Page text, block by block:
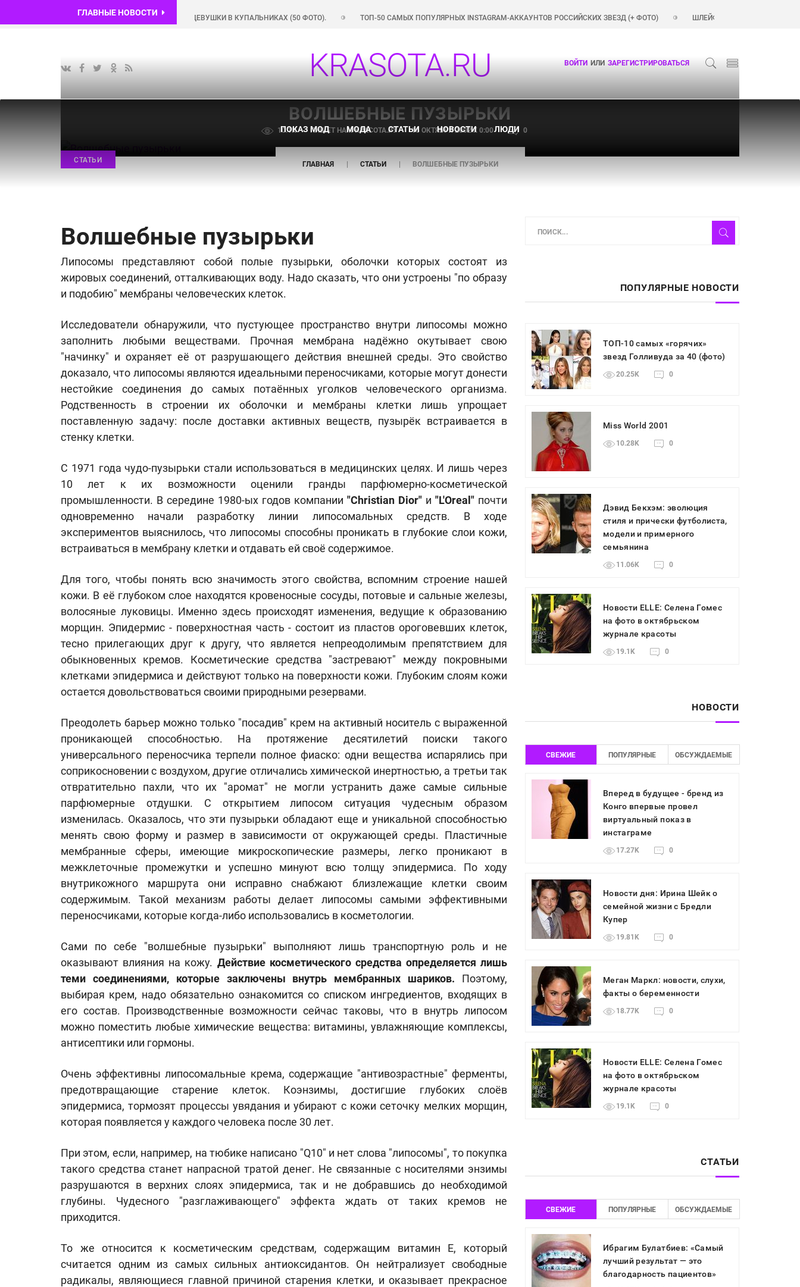
ГЛАВНЫЕ НОВОСТИ
КРАСИВЫЕ ДЕВУШКИ В КУПАЛЬНИКАХ (50 ФОТО). ТОП-50 САМЫХ ПОПУЛЯРНЫХ INSTAGRAM-АККАУНТОВ РОССИЙСКИХ ЗВЕЗД (+ ФОТО) ШЛЕЙФОВЫЕ АРОМАТЫ ДЛЯ ЖЕНЩИН
KRASOTA.RU ВОЙТИ ИЛИ ЗАРЕГИСТРИРОВАТЬСЯ
ПОКАЗ МОД МОДА СТАТЬИ НОВОСТИ ЛЮДИ
ВОЛШЕБНЫЕ ПУЗЫРЬКИ
10.1K ПИШЕТ НАМ КРАСОТА.РУ 16 ОКТЯБРЯ 2002 Г. 0:00 0
СТАТЬИ ГЛАВНАЯ СТАТЬИ ВОЛШЕБНЫЕ ПУЗЫРЬКИ
Волшебные пузырьки
Липосомы представляют собой полые пузырьки, оболочки которых состоят из
жировых соединений, отталкивающих воду. Надо сказать, что они устроены "по образу
и подобию" мембраны человеческих клеток.
Исследователи обнаружили, что пустующее пространство внутри липосомы можно
заполнить любыми веществами. Прочная мембрана надёжно окутывает свою
"начинку" и охраняет её от разрушающего действия внешней среды. Это свойство
доказало, что липосомы являются идеальными переносчиками, которые могут донести
нестойкие соединения до самых потаённых уголков человеческого организма.
Родственность в строении их оболочки и мембраны клетки лишь упрощает
поставленную задачу: после доставки активных веществ, пузырёк встраивается в
стенку клетки.
С 1971 года чудо-пузырьки стали использоваться в медицинских целях. И лишь через
10 лет к их возможности оценили гранды парфюмерно-косметической
промышленности. В середине 1980-ых годов компании "Christian Dior" и "L'Oreal" почти
одновременно начали разработку линии липосомальных средств. В ходе
экспериментов выяснилось, что липосомы способны проникать в глубокие слои кожи,
встраиваться в мембрану клетки и отдавать ей своё содержимое.
Для того, чтобы понять всю значимость этого свойства, вспомним строение нашей
кожи. В её глубоком слое находятся кровеносные сосуды, потовые и сальные железы,
волосяные луковицы. Именно здесь происходят изменения, ведущие к образованию
морщин. Эпидермис - поверхностная часть - состоит из пластов ороговевших клеток,
тесно прилегающих друг к другу, что является непреодолимым препятствием для
обыкновенных кремов. Косметические средства "застревают" между покровными
клетками эпидермиса и действуют только на поверхности кожи. Глубоким слоям кожи
остается довольствоваться своими природными резервами.
Преодолеть барьер можно только "посадив" крем на активный носитель с выраженной
проникающей способностью. На протяжение десятилетий поиски такого
универсального переносчика терпели полное фиаско: одни вещества испарялись при
соприкосновении с воздухом, другие отличались химической инертностью, а третьи так
отвратительно пахли, что их "аромат" не могли устранить даже самые сильные
парфюмерные отдушки. С открытием липосом ситуация чудесным образом
изменилась. Оказалось, что эти пузырьки обладают еще и уникальной способностью
менять свою форму и размер в зависимости от окружающей среды. Пластичные
мембранные сферы, имеющие микроскопические размеры, легко проникают в
межклеточные промежутки и успешно минуют всю толщу эпидермиса. По ходу
внутрикожного маршрута они исправно снабжают близлежащие клетки своим
содержимым. Такой механизм работы делает липосомы самыми эффективными
переносчиками, которые когда-либо использовались в косметологии.
Сами по себе "волшебные пузырьки" выполняют лишь транспортную роль и не
оказывают влияния на кожу. Действие косметического средства определяется лишь
теми соединениями, которые заключены внутрь мембранных шариков. Поэтому,
выбирая крем, надо обязательно ознакомится со списком ингредиентов, входящих в
его состав. Производственные возможности сейчас таковы, что в внутрь липосом
можно поместить любые химические вещества: витамины, увлажняющие комплексы,
антисептики или гормоны.
Очень эффективны липосомальные крема, содержащие "антивозрастные" ферменты,
предотвращающие старение клеток. Коэнзимы, достигшие глубоких слоёв
эпидермиса, тормозят процессы увядания и убирают с кожи сеточку мелких морщин,
которая появляется у каждого человека после 30 лет.
При этом, если, например, на тюбике написано "Q10" и нет слова "липосомы", то покупка
такого средства станет напрасной тратой денег. Не связанные с носителями энзимы
разрушаются в верхних слоях эпидермиса, так и не добравшись до необходимой
глубины. Чудесного "разглаживающего" эффекта ждать от таких кремов не
приходится.
То же относится к косметическим средствам, содержащим витамин Е, который
считается одним из самых сильных антиоксидантов. Он нейтрализует свободные
радикалы, являющиеся главной причиной старения клетки, и оказывает прекрасное
ПОПУЛЯРНЫЕ НОВОСТИ
ТОП-10 самых «горячих»
звезд Голливуда за 40 (фото)
20.25K 0
Miss World 2001
10.28K 0
Дэвид Бекхэм: эволюция
стиля и прически футболиста,
модели и примерного
семьянина
11.06K 0
Новости ELLE: Селена Гомес
на фото в октябрьском
журнале красоты
19.1K 0
НОВОСТИ
СВЕЖИЕ ПОПУЛЯРНЫЕ ОБСУЖДАЕМЫЕ
Вперед в будущее - бренд из
Конго впервые провел
виртуальный показ в
инстаграме
17.27K 0
Новости дня: Ирина Шейк о
семейной жизни с Бредли
Купер
19.81K 0
Меган Маркл: новости, слухи,
факты о беременности
18.77K 0
Новости ELLE: Селена Гомес
на фото в октябрьском
журнале красоты
19.1K 0
СТАТЬИ
СВЕЖИЕ ПОПУЛЯРНЫЕ ОБСУЖДАЕМЫЕ
Ибрагим Булатбиев: «Самый
лучший результат — это
благодарность пациентов»